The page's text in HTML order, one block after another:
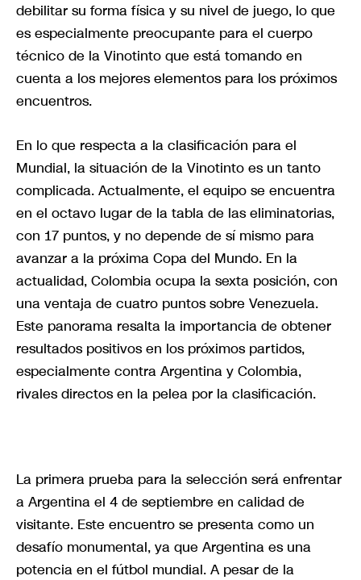
debilitar su forma física y su nivel de juego, lo que
es especialmente preocupante para el cuerpo
técnico de la Vinotinto que está tomando en
cuenta a los mejores elementos para los próximos
encuentros.
En lo que respecta a la clasificación para el
Mundial, la situación de la Vinotinto es un tanto
complicada. Actualmente, el equipo se encuentra
en el octavo lugar de la tabla de las eliminatorias,
con 17 puntos, y no depende de sí mismo para
avanzar a la próxima Copa del Mundo. En la
actualidad, Colombia ocupa la sexta posición, con
una ventaja de cuatro puntos sobre Venezuela.
Este panorama resalta la importancia de obtener
resultados positivos en los próximos partidos,
especialmente contra Argentina y Colombia,
rivales directos en la pelea por la clasificación.
La primera prueba para la selección será enfrentar
a Argentina el 4 de septiembre en calidad de
visitante. Este encuentro se presenta como un
desafío monumental, ya que Argentina es una
potencia en el fútbol mundial. A pesar de la